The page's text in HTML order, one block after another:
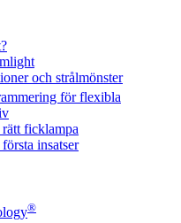
och strålmönster
för flexibla
ficklampa
insatser
®